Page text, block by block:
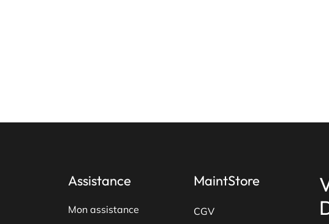
Assistance
Mon assistance
MaintStore
CGV